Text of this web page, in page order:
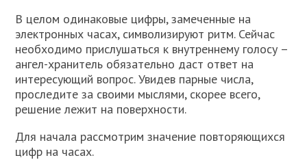
В целом одинаковые цифры, замеченные на
электронных часах, символизируют ритм. Сейчас
необходимо прислушаться к внутреннему голосу –
ангел-хранитель обязательно даст ответ на
интересующий вопрос. Увидев парные числа,
проследите за своими мыслями, скорее всего,
решение лежит на поверхности.
Для начала рассмотрим значение повторяющихся
цифр на часах.